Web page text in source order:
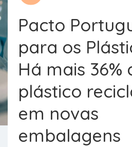
Pacto
para os
Há mais 36%
plástico
em novas
embalagens